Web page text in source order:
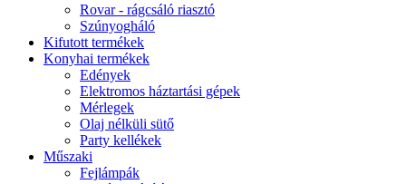
Rovar - rágcsáló riasztó
Szúnyogháló
Kifutott termékek
Konyhai termékek
Edények
Elektromos háztartási gépek
Mérlegek
Olaj nélküli sütő
Party kellékek
Műszaki
Fejlámpák